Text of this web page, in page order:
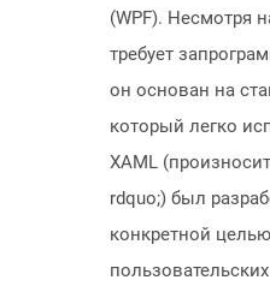
(WPF). Несмотря
требует
он основан на
который легко
XAML
rdquo;) был
конкретной